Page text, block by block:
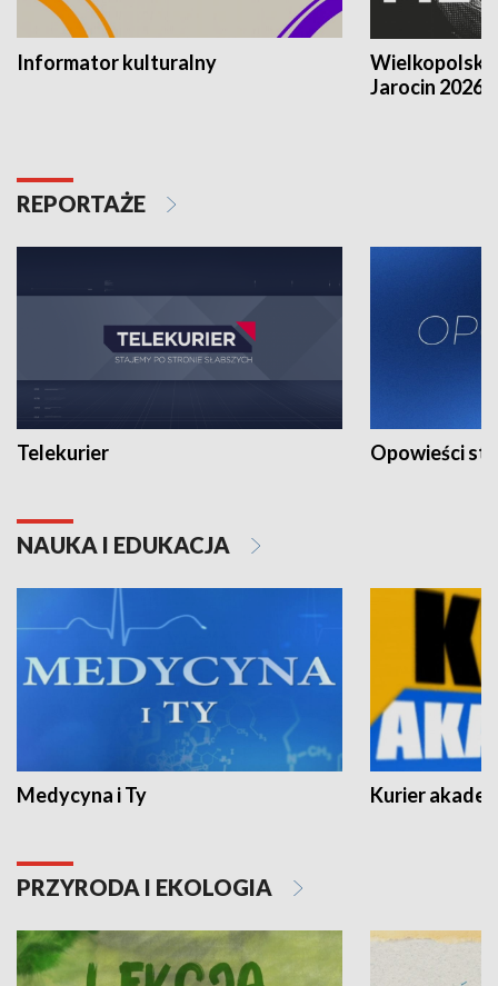
Informator kulturalny
Jarocin 2026
REPORTAŻE
Telekurier Opowieści
NAUKA I EDUKACJA
Medycyna i Ty Kurier
PRZYRODA I EKOLOGIA